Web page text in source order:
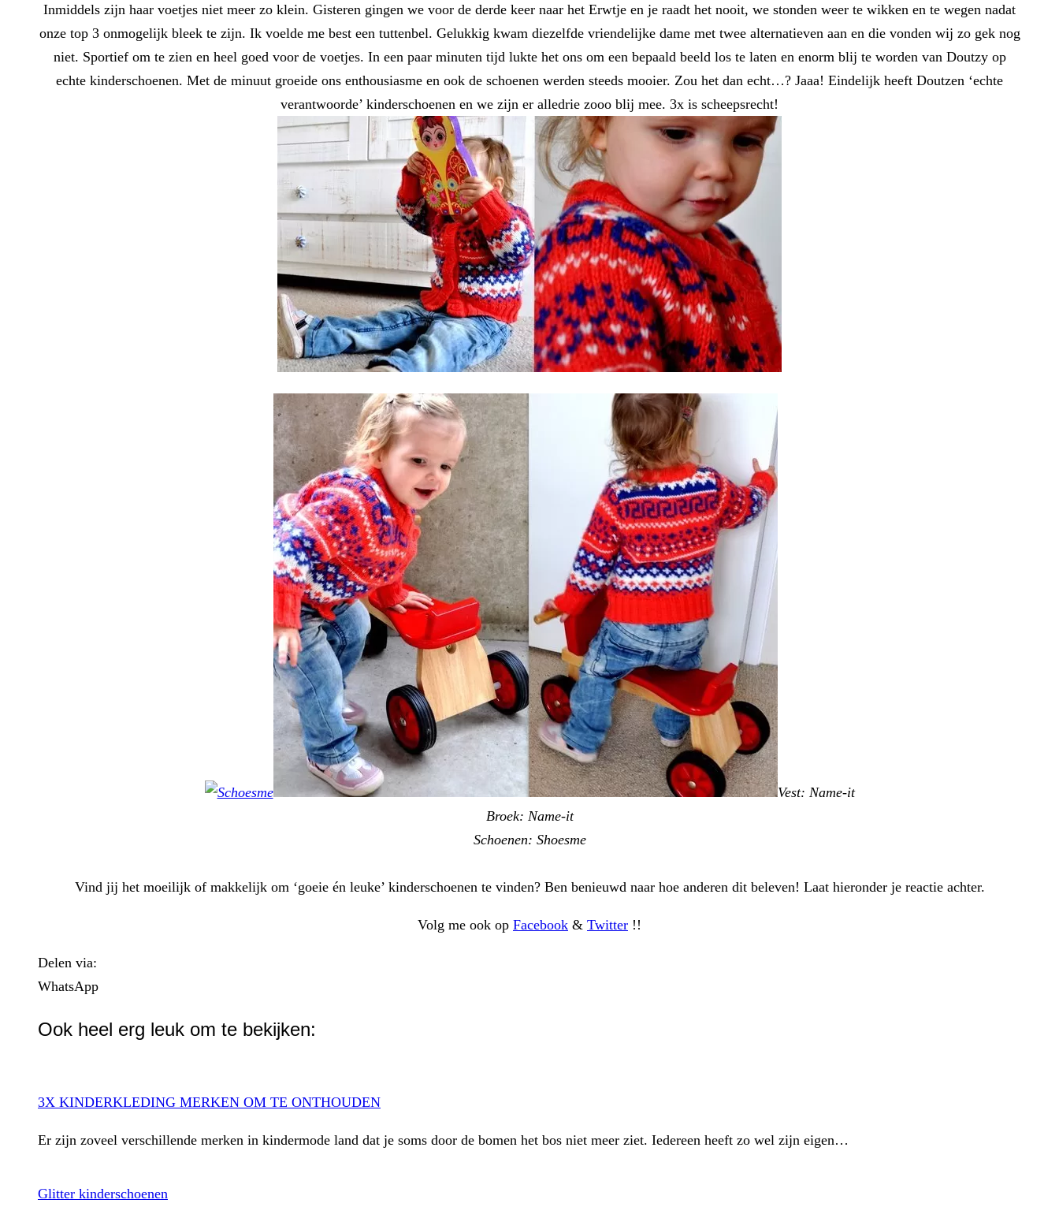
Inmiddels zijn haar voetjes niet meer zo klein. Gisteren gingen we voor de derde keer naar het Erwtje en je raadt het nooit, we stonden weer te wikken en te wegen nadat
onze top 3 onmogelijk bleek te zijn. Ik voelde me best een tuttenbel. Gelukkig kwam diezelfde vriendelijke dame met twee alternatieven aan en die vonden wij zo gek nog
niet. Sportief om te zien en heel goed voor de voetjes. In een paar minuten tijd lukte het ons om een bepaald beeld los te laten en enorm blij te worden van Doutzy op
echte kinderschoenen. Met de minuut groeide ons enthousiasme en ook de schoenen werden steeds mooier. Zou het dan echt…? Jaaa! Eindelijk heeft Doutzen ‘echte
verantwoorde’ kinderschoenen en we zijn er alledrie zooo blij mee. 3x is scheepsrecht!
Vest: Name-it
Broek: Name-it
Schoenen: Shoesme
Vind jij het moeilijk of makkelijk om ‘goeie én leuke’ kinderschoenen te vinden? Ben benieuwd naar hoe anderen dit beleven! Laat hieronder je reactie achter.
Volg me ook op Facebook & Twitter !!
Delen via:
WhatsApp
Ook heel erg leuk om te bekijken:
3X KINDERKLEDING MERKEN OM TE ONTHOUDEN
Er zijn zoveel verschillende merken in kindermode land dat je soms door de bomen het bos niet meer ziet. Iedereen heeft zo wel zijn eigen…
Glitter kinderschoenen